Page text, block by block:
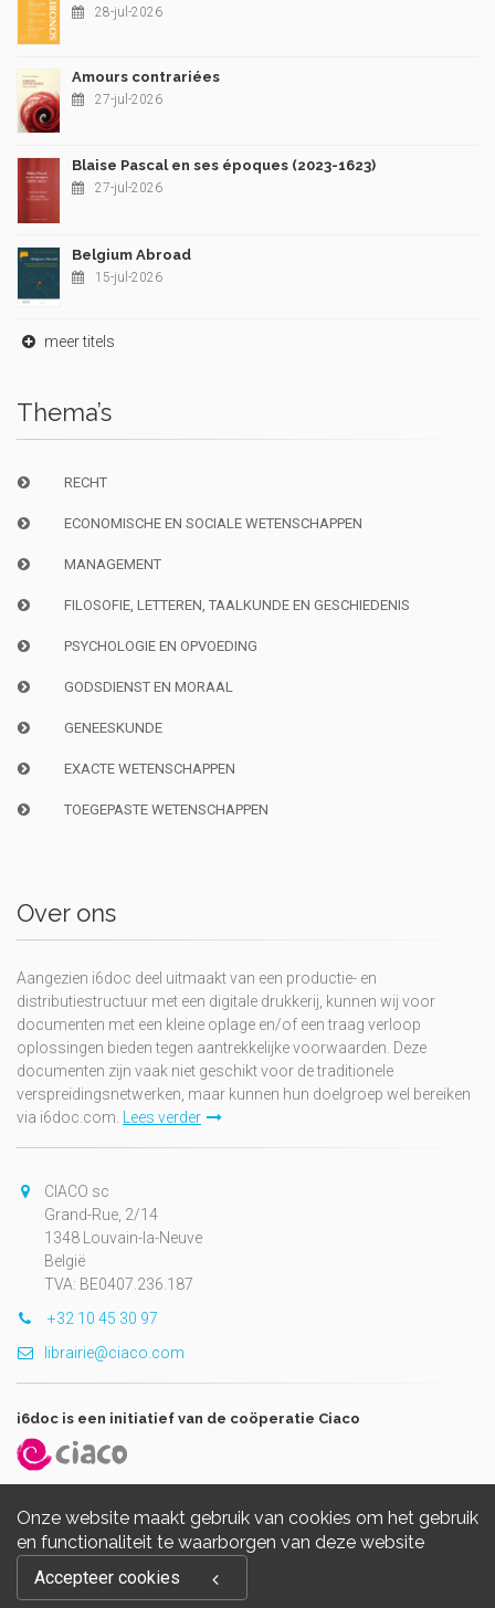
Onze website maakt gebruik van cookies om het gebruik
en functionaliteit te waarborgen van deze website
Accepteer cookies
28-jul-2026
Amours contrariées
27-jul-2026
Blaise Pascal en ses époques (2023-1623)
27-jul-2026
Belgium Abroad
15-jul-2026
meer titels
Thema’s
RECHT
ECONOMISCHE EN SOCIALE WETENSCHAPPEN
MANAGEMENT
FILOSOFIE, LETTEREN, TAALKUNDE EN GESCHIEDENIS
PSYCHOLOGIE EN OPVOEDING
GODSDIENST EN MORAAL
GENEESKUNDE
EXACTE WETENSCHAPPEN
TOEGEPASTE WETENSCHAPPEN
Over ons
Aangezien i6doc deel uitmaakt van een productie- en
distributiestructuur met een digitale drukkerij, kunnen wij voor
documenten met een kleine oplage en/of een traag verloop
oplossingen bieden tegen aantrekkelijke voorwaarden. Deze
documenten zijn vaak niet geschikt voor de traditionele
verspreidingsnetwerken, maar kunnen hun doelgroep wel bereiken
via i6doc.com.
Lees verder
CIACO sc
Grand-Rue, 2/14
1348 Louvain-la-Neuve
België
TVA: BE0407.236.187
+32 10 45 30 97
librairie@ciaco.com
i6doc is een initiatief van de coöperatie Ciaco
Reserved